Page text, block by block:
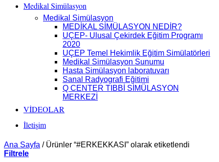
Medikal Simülasyon
Medikal Simülasyon
MEDİKAL SİMÜLASYON NEDİR?
UÇEP- Ulusal Çekirdek Eğitim Programı
2020
UÇEP Temel Hekimlik Eğitim Simülatörleri
Medikal Simülasyon Sunumu
Hasta Simülasyon laboratuvarı
Sanal Radyografi Eğitimi
Q CENTER TIBBİ SİMÜLASYON
MERKEZİ
VİDEOLAR
İletişim
Ana Sayfa /Ürünler “#ERKEKKASI” olarak etiketlendi
Filtrele